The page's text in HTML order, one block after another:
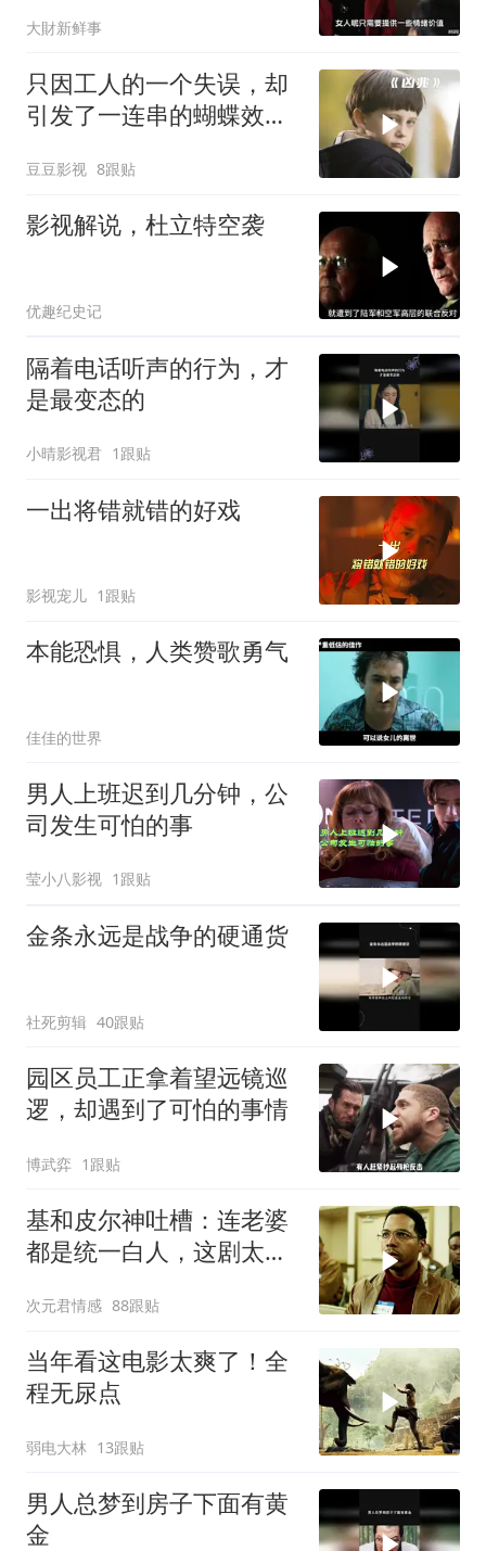
大財新鲜事
只因工人的一个失误，却
引发了一连串的蝴蝶效
豆豆影视 8跟贴
影视解说，杜立特空袭
优趣纪史记
隔着电话听声的行为，才
是最变态的
小晴影视君 1跟贴
一出将错就错的好戏
影视宠儿 1跟贴
本能恐惧，人类赞歌勇气
佳佳的世界
男人上班迟到几分钟，公
司发生可怕的事
莹小八影视 1跟贴
金条永远是战争的硬通货
社死剪辑 40跟贴
园区员工正拿着望远镜巡
逻，却遇到了可怕的事情
博武弈 1跟贴
基和皮尔神吐槽：连老婆
都是统一白人，这剧太敢
次元君情感 88跟贴
当年看这电影太爽了！全
程无尿点
弱电大林 13跟贴
男人总梦到房子下面有黄
金